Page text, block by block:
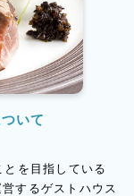
いて
とを目指している
するゲストハウス